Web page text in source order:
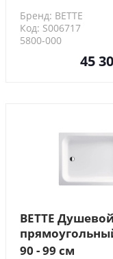
Бренд: BETTE
Код: S006717
5800-000
45
BETTE
90х70хh15см,
90 - 99 см